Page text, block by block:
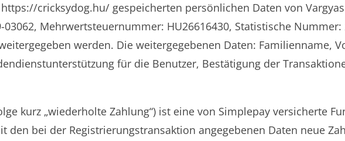
cricksydog.hu/ gespeicherten persönlichen Daten von
Mehrwertsteuernummer: HU26616430, Statistische Nummer:
werden. Die weitergegebenen Daten: Familienname,
für die Benutzer, Bestätigung der
kurz „wiederholte Zahlung“) ist eine von Simplepay versicherte
den bei der Registrierungstransaktion angegebenen Daten neue